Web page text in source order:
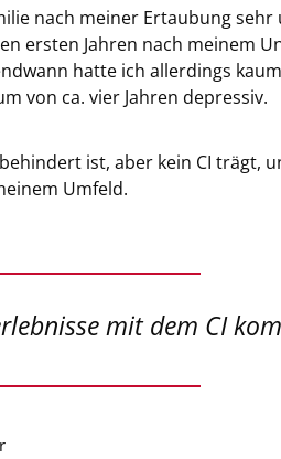
nach meiner Ertaubung
ersten Jahren nach meinem
hatte ich allerdings
von ca. vier Jahren depressiv.
ist, aber kein CI trägt,
Umfeld.
mit dem CI